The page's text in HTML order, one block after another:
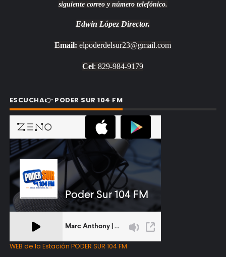
siguiente correo y número telefónico.
Edwin López Director.
Email: elpoderdelsur23@gmail.com
Cel: 829-984-9179
ESCUCHA👉 PODER SUR 104 FM
WEB de la Estación PODER SUR 104 FM